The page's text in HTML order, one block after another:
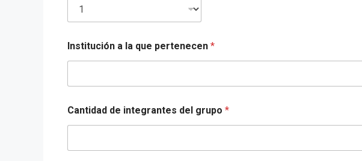
Institución a la que pertenecen *
Cantidad de integrantes del grupo *